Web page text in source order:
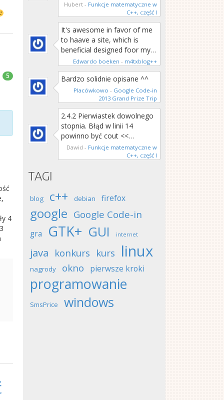
5
4
Hubert - Funkcje matematyczne w
C++, część I
It's awesome in favor of me
to haave a site, which is
beneficial designed foor my…
Edwardo boeken - m4txblog++
Bardzo solidnie opisane ^^
Placówkowo - Google Code-in
2013 Grand Prize Trip
2.4.2 Pierwiastek dowolnego
stopnia. Błąd w linii 14
powinno być cout <<…
Dawid - Funkcje matematyczne w
C++, część I
TAGI
blog c++ debian firefox
google Google Code-in
gra GTK+ GUI internet
java konkurs kurs linux
nagrody okno pierwsze kroki
programowanie
SmsPrice windows